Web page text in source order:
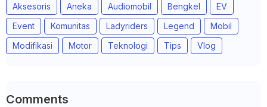
Aksesoris Aneka Audiomobil Bengkel
EV
Event
Komunitas Ladyriders Legend
Mobil
Modifikasi
Motor Teknologi Tips Vlog
Comments